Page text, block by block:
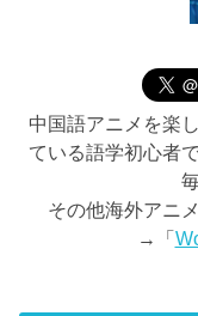
中国語アニメを楽
ている語学初心者
その他海外アニ
→「